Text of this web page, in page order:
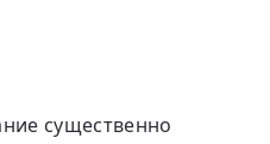
существенно